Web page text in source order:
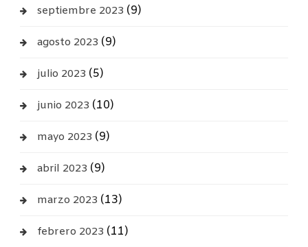
septiembre 2023 (9)
agosto 2023 (9)
julio 2023 (5)
junio 2023 (10)
mayo 2023 (9)
abril 2023 (9)
marzo 2023 (13)
febrero 2023 (11)